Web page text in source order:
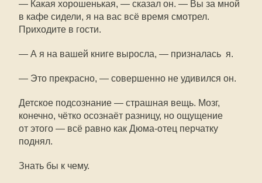
— Какая хорошенькая, — сказал он. — Вы за мной
в кафе сидели, я на вас всё время смотрел.
Приходите в гости.
— А я на вашей книге выросла, — призналась я.
— Это прекрасно, — совершенно не удивился он.
Детское подсознание — страшная вещь. Мозг,
конечно, чётко осознаёт разницу, но ощущение
от этого — всё равно как Дюма-отец перчатку
поднял.
Знать бы к чему.